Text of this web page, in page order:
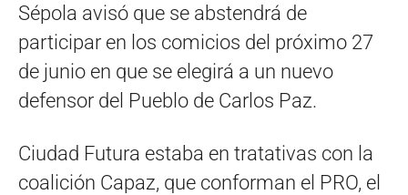
Sépola avisó que se abstendrá de
participar en los comicios del próximo 27
de junio en que se elegirá a un nuevo
defensor del Pueblo de Carlos Paz.
Ciudad Futura estaba en tratativas con la
coalición Capaz, que conforman el PRO, el